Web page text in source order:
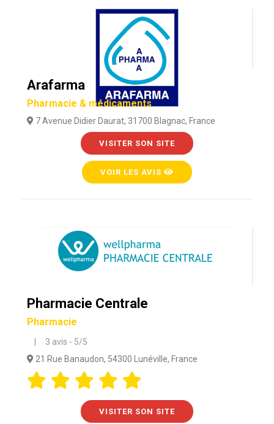
Arafarma
Pharmacie & médicaments
7 Avenue Didier Daurat, 31700 Blagnac, France
VISITER SON SITE
VOIR LES AVIS
Pharmacie Centrale
Pharmacie
| 3 avis - 5/5
21 Rue Banaudon, 54300 Lunéville, France
VISITER SON SITE